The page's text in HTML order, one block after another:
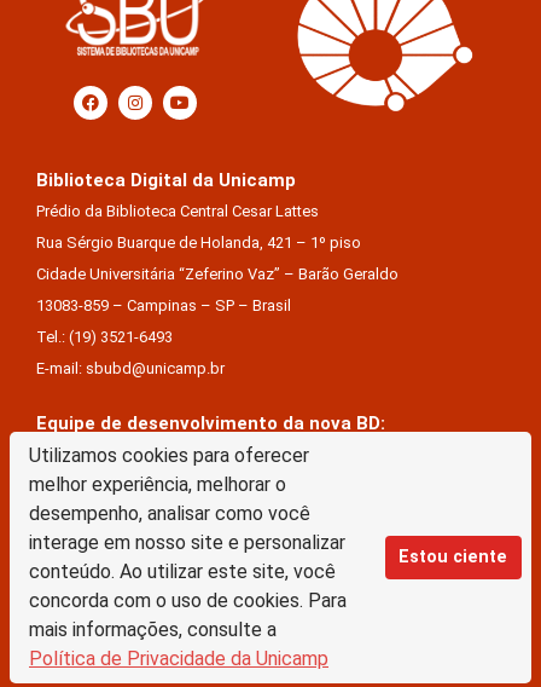
Utilizamos cookies para oferecer
melhor experiência, melhorar o
desempenho, analisar como você
interage em nosso site e personalizar
conteúdo. Ao utilizar este site, você
concorda com o uso de cookies. Para
mais informações, consulte a
Política de Privacidade da Unicamp
Estou ciente
Biblioteca Digital da Unicamp
Prédio da Biblioteca Central Cesar Lattes
Rua Sérgio Buarque de Holanda, 421 – 1º piso
Cidade Universitária “Zeferino Vaz” – Barão Geraldo
13083-859 – Campinas – SP – Brasil
Tel.: (19) 3521-6493
E-mail: sbubd@unicamp.br
Equipe de desenvolvimento da nova BD:
Keite Aparecida Duarte
Márcio Vinícius De Jesus Almeida
Saul Victor De Castro E Silva
A Biblioteca Digital da Unicamp está licenciado com uma Licença Creative Commons –
Atribuição Sem Derivações 4.0 Internacional